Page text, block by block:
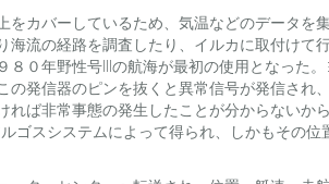
カバーしているため、気温などのデータを
流の経路を調査したり、イルカに取付けて
０年野性号IIIの航海が最初の使用となった
発信器のピンを抜くと異常信号が発信され
ば非常事態の発生したことが分からないか
ゴスシステムによって得られ、しかもその